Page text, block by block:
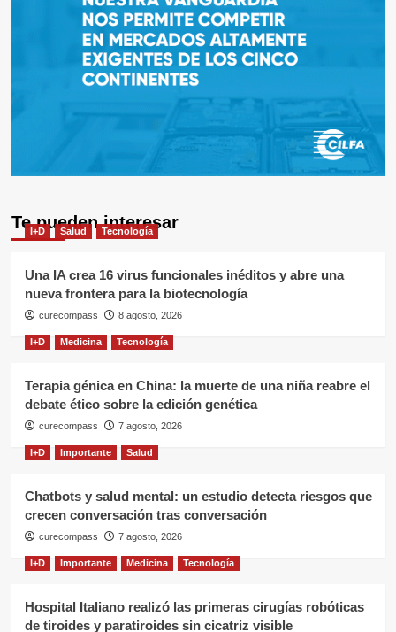
Te pueden interesar
I+D Salud Tecnología
Una IA crea 16 virus funcionales inéditos y abre una
nueva frontera para la biotecnología
curecompass 8 agosto, 2026
I+D Medicina Tecnología
Terapia génica en China: la muerte de una niña reabre el
debate ético sobre la edición genética
curecompass 7 agosto, 2026
I+D Importante Salud
Chatbots y salud mental: un estudio detecta riesgos que
crecen conversación tras conversación
curecompass 7 agosto, 2026
I+D Importante Medicina Tecnología
Hospital Italiano realizó las primeras cirugías robóticas
de tiroides y paratiroides sin cicatriz visible